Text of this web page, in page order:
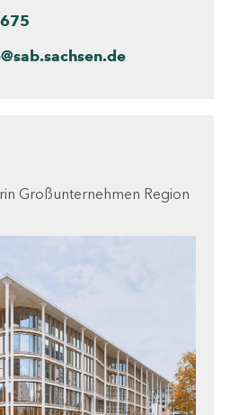
Großunternehmen Region